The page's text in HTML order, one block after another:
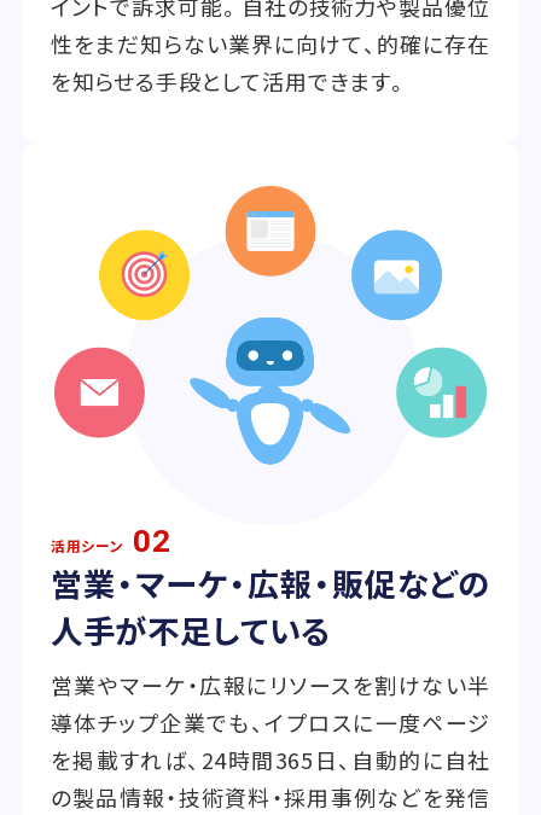
性をまだ知らない業界に向けて、的確に存在
を知らせる手段として活用できます。
活用シーン 02
営業・マーケ・広報・販促などの
人手が不足している
営業やマーケ・広報にリソースを割けない半
導体チップ企業でも、イプロスに一度ページ
を掲載すれば、24時間365日、自動的に自社
の製品情報・技術資料・採用事例などを発信